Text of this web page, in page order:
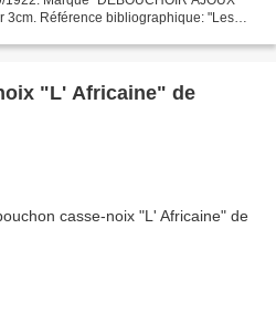
3cm. Référence bibliographique: "Les
"L' Africaine" de